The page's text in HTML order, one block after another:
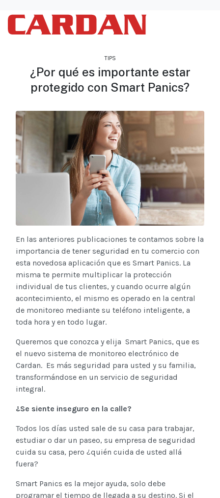
TIPS
¿Por qué es importante estar
protegido con Smart Panics?
En las anteriores publicaciones te contamos sobre la
importancia de tener seguridad en tu comercio con
esta novedosa aplicación que es Smart Panics. La
misma te permite multiplicar la protección
individual de tus clientes, y cuando ocurre algún
acontecimiento, el mismo es operado en la central
de monitoreo mediante su teléfono inteligente, a
toda hora y en todo lugar.
Queremos que conozca y elija Smart Panics, que es
el nuevo sistema de monitoreo electrónico de
Cardan. Es más seguridad para usted y su familia,
transformándose en un servicio de seguridad
integral.
¿Se siente inseguro en la calle?
Todos los días usted sale de su casa para trabajar,
estudiar o dar un paseo, su empresa de seguridad
cuida su casa, pero ¿quién cuida de usted allá
fuera?
Smart Panics es la mejor ayuda, solo debe
programar el tiempo de llegada a su destino. Si el